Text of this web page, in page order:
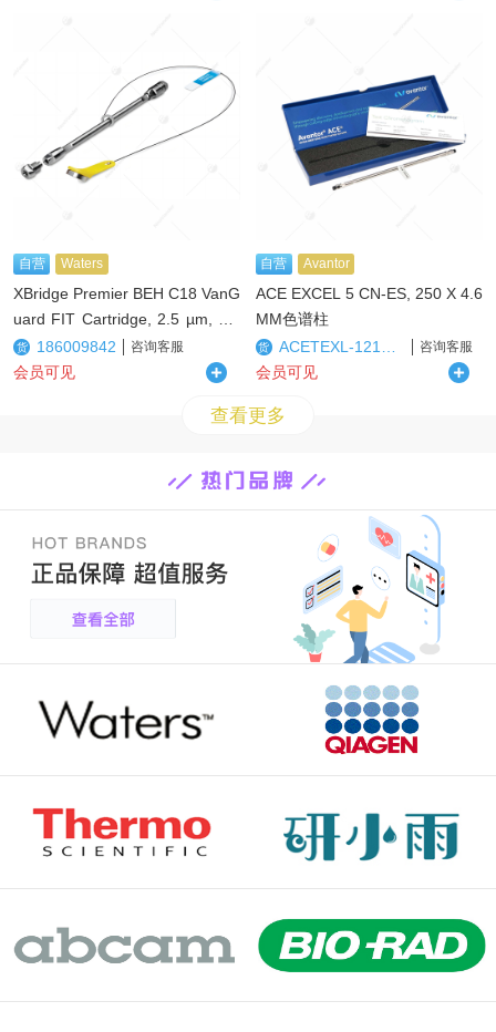
自营 Waters
XBridge Premier BEH C18 VanG
uard FIT Cartridge, 2.5 µm, 2.1
x 5 mm, 3/pk保护柱
货 186009842 咨询客服
会员可见
自营 Avantor
ACE EXCEL 5 CN-ES, 250 X 4.6
MM色谱柱
货 咨询客服
会员可见
查看更多